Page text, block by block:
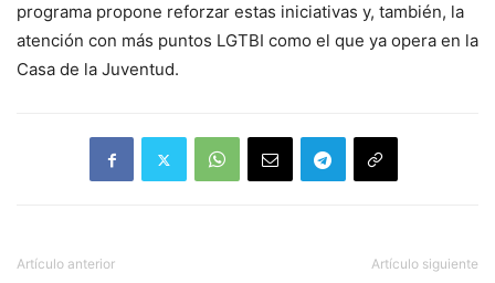
programa propone reforzar estas iniciativas y, también, la
atención con más puntos LGTBI como el que ya opera en la
Casa de la Juventud.
Artículo anterior Artículo siguiente